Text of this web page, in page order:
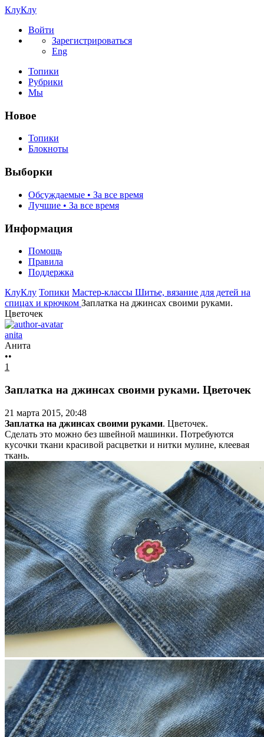
КлуКлу
Войти
Зарегистрироваться
Eng
Топики
Рубрики
Мы
Новое
Топики
Блокноты
Выборки
Обсуждаемые • За все время
Лучшие • За все время
Информация
Помощь
Правила
Поддержка
КлуКлу Топики Мастер-классы Шитье, вязание для детей на
спицах и крючком Заплатка на джинсах своими руками.
Цветочек
anita
Анита
••
1
Заплатка на джинсах своими руками. Цветочек
21 марта 2015, 20:48
Заплатка на джинсах своими руками. Цветочек.
Сделать это можно без швейной машинки. Потребуются
кусочки ткани красивой расцветки и нитки мулине, клеевая
ткань.